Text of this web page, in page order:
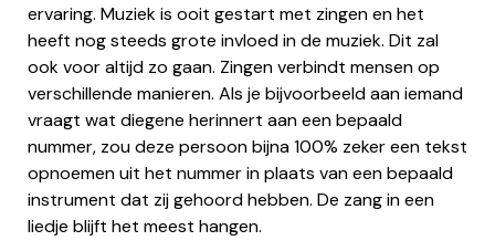
ervaring. Muziek is ooit gestart met zingen en het
heeft nog steeds grote invloed in de muziek. Dit zal
ook voor altijd zo gaan. Zingen verbindt mensen op
verschillende manieren. Als je bijvoorbeeld aan iemand
vraagt wat diegene herinnert aan een bepaald
nummer, zou deze persoon bijna 100% zeker een tekst
opnoemen uit het nummer in plaats van een bepaald
instrument dat zij gehoord hebben. De zang in een
liedje blijft het meest hangen.